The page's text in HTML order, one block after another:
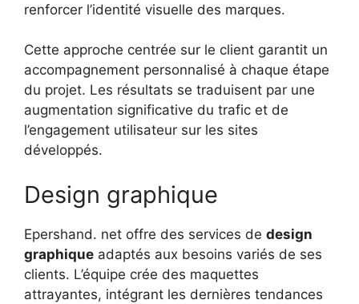
renforcer l’identité visuelle des marques.
Cette approche centrée sur le client garantit un
accompagnement personnalisé à chaque étape
du projet. Les résultats se traduisent par une
augmentation significative du trafic et de
l’engagement utilisateur sur les sites
développés.
Design graphique
Epershand. net offre des services de design
graphique adaptés aux besoins variés de ses
clients. L’équipe crée des maquettes
attrayantes, intégrant les dernières tendances